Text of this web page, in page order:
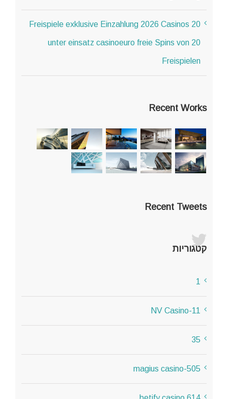
20 Freispiele exklusive Einzahlung 2026 Casinos
unter einsatz casinoeuro freie Spins von 20
Freispielen
Recent Works
Recent Tweets
קטגוריות
1
11-NV Casino
35
505-magius casino